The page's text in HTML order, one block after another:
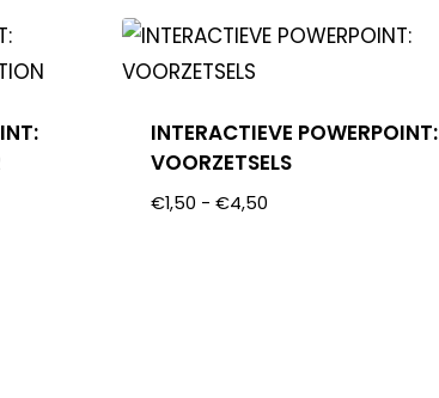
INTERACTIEVE POWERPOINT:
VOORZETSELS
€1,50 - €4,50